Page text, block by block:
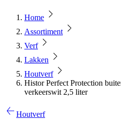
Home
Assortiment
Verf
Lakken
Houtverf
Histor Perfect Protection
verkeerswit 2,5 liter
Houtverf